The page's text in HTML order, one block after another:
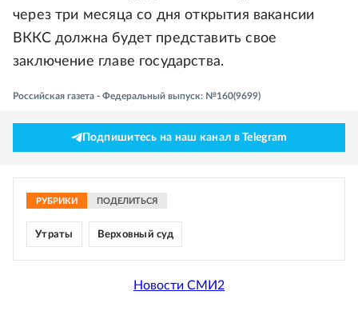
через три месяца со дня открытия вакансии
ВККС должна будет представить свое
заключение главе государства.
Российская газета - Федеральный выпуск: №160(9699)
Подпишитесь на наш канал в Telegram
РУБРИКИ ПОДЕЛИТЬСЯ
Утраты Верховный суд
Новости СМИ2